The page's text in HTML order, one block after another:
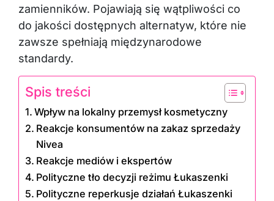
zamienników. Pojawiają się wątpliwości co
do jakości dostępnych alternatyw, które nie
zawsze spełniają międzynarodowe
standardy.
Spis treści
Wpływ na lokalny przemysł kosmetyczny
Reakcje konsumentów na zakaz sprzedaży
Nivea
Reakcje mediów i ekspertów
Polityczne tło decyzji reżimu Łukaszenki
Polityczne reperkusje działań Łukaszenki